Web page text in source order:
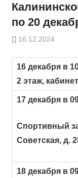
по 20
16.12.2024
16 декабря в
2 этаж,
17 декабря в
Спортивный
Советская, д.
18 декабря в